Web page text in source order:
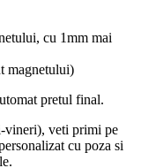
cu 1mm mai
magnetului)
pretul final.
vineri), veti primi pe
cu poza si